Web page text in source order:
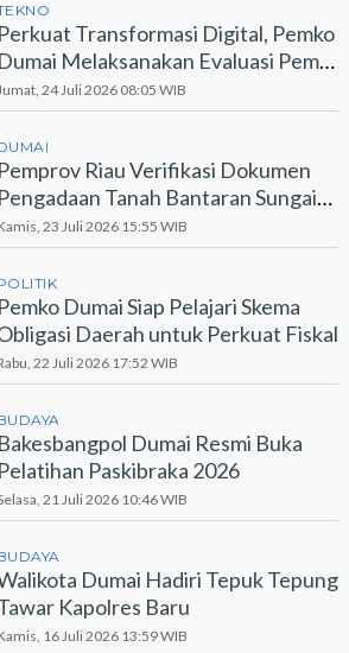
Perkuat Transformasi Digital, Pemko
Dumai Melaksanakan Evaluasi Pemdi
24 Juli 2026 08:05 WIB
Pemprov Riau Verifikasi Dokumen
Pengadaan Tanah Bantaran Sungai
23 Juli 2026 15:55 WIB
Pemko Dumai Siap Pelajari Skema
Daerah untuk Perkuat Fiskal
22 Juli 2026 17:52 WIB
Bakesbangpol Dumai Resmi Buka
Pelatihan Paskibraka 2026
21 Juli 2026 10:46 WIB
Dumai Hadiri Tepuk Tepung
Kapolres Baru
16 Juli 2026 13:59 WIB